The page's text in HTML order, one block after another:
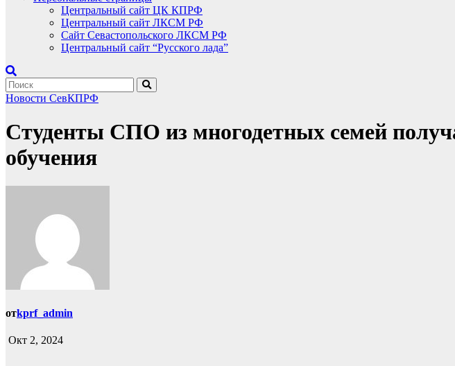
Центральный сайт ЦК КПРФ
Центральный сайт ЛКСМ РФ
Сайт Севастопольского ЛКСМ РФ
Центральный сайт “Русского лада”
Новости СевКПРФ
Студенты СПО из многодетных семей
обучения
отkprf_admin
Окт 2, 2024